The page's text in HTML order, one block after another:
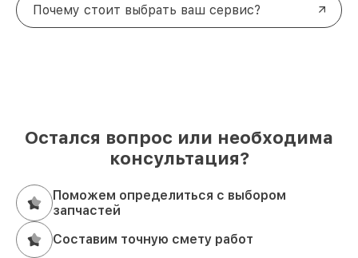
Почему стоит выбрать ваш сервис?
Остался вопрос или необходима
консультация?
Поможем определиться с выбором
запчастей
Составим точную смету работ